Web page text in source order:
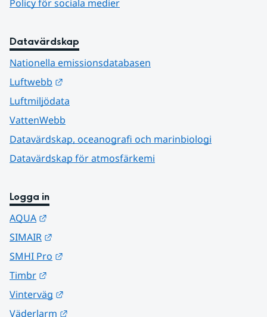
Policy för sociala medier
Datavärdskap
Nationella emissionsdatabasen
Luftwebb
Luftmiljödata
VattenWebb
Datavärdskap, oceanografi och marinbiologi
Datavärdskap för atmosfärkemi
Logga in
AQUA
SIMAIR
SMHI Pro
Timbr
Vinterväg
Väderlarm